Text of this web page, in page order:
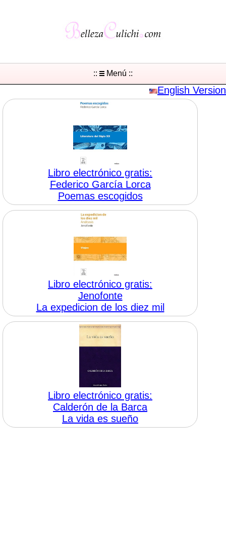
:: Menú ::
English Version
Libro electrónico gratis:
Federico García Lorca
Poemas escogidos
Libro electrónico gratis:
Jenofonte
La expedicion de los diez mil
Libro electrónico gratis:
Calderón de la Barca
La vida es sueño